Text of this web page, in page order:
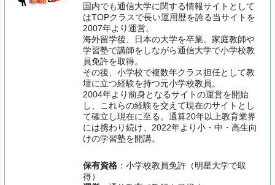
国内でも通信大学に関する情報サイトとして
はTOPクラスで長い運用歴を誇る当サイトを
2007年より運営。
海外留学後、日本の大学を卒業。家庭教師や
学習塾で講師をしながら通信大学で小学校教
員免許を取得。
その後、小学校で複数年クラス担任として教
壇に立つ経験を持つ元小学校教員。
2004年より前身となるサイトの運営を開始
し、これらの経験を交えて現在のサイトとし
て確立し現在に至る。通算20年以上教育業界
には携わり続け、2022年より小・中・高生向
けの学習塾を開講。
保有資格 ：小学校教員免許（明星大学で取
得）